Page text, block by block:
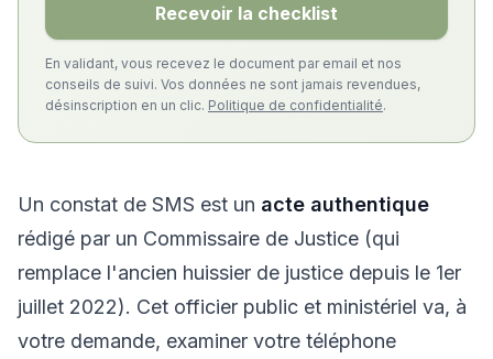
Recevoir la checklist
En validant, vous recevez le document par email et nos
conseils de suivi. Vos données ne sont jamais revendues,
désinscription en un clic. Politique de confidentialité.
Un constat de SMS est un acte authentique
rédigé par un Commissaire de Justice (qui
remplace l'ancien huissier de justice depuis le 1er
juillet 2022). Cet officier public et ministériel va, à
votre demande, examiner votre téléphone